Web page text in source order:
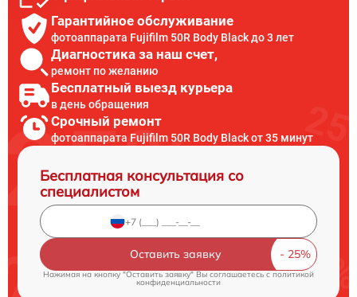
Гарантийное обслуживание
фотоаппарата Fujifilm 50R Body Black до 3 лет
Диагностика за наш счет,
ремонт по желанию
Бесплатный выезд курьера
в день обращения
Срочный ремонт
фотоаппарата Fujifilm 50R Body Black от 35 минут
Бесплатная консультация со
специалистом
Оставить заявку
Нажимая на кнопку "Оставить заявку" Вы соглашаетесь c политикой
конфиденциальности